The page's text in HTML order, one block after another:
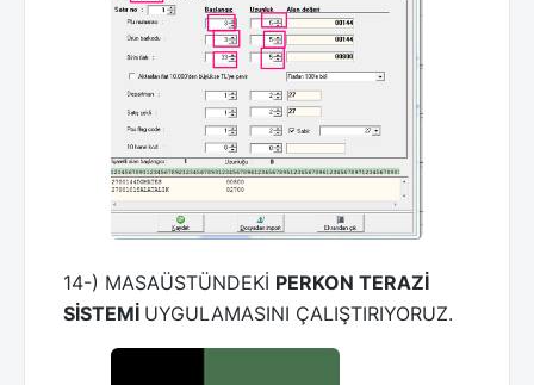
14-) MASAÜSTÜNDEKİ PERKON TERAZİ
SİSTEMİ UYGULAMASINI ÇALIŞTIRIYORUZ.